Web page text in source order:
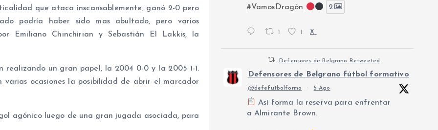
que ataca inscansablemente, ganó 2-0 pero
podría haber sido mas abultado, pero varios
Emiliano Chinchirian y Sebastián El Lakkis, la
realizando un gran papel; la 2004 0-0 y la 2005 1-1.
ocasiones la posibilidad de abrir el marcador
agónico luego de una gran jugada asociada, para
#VamosDragón
2
1 1 X
Defensores de Belgrano Retweeted
Defensores de Belgrano fútbol formativo
@defefutbolforma · 5 Ago
Así forma la reserva para enfrentar
a Almirante Brown.